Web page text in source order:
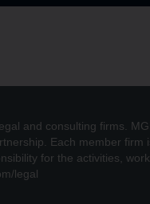
and consulting firms.
Each member firm
for the activities,
legal